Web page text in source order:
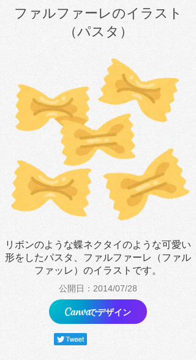
ファルファーレのイラスト
（パスタ）
リボンのような蝶ネクタイのような可愛い
形をしたパスタ、ファルファーレ（ファル
ファッレ）のイラストです。
公開日：2014/07/28
でデザイン